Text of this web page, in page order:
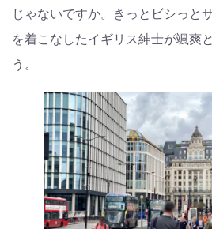
じゃないですか。きっとビシっと
を着こなしたイギリス紳士が颯爽
う。